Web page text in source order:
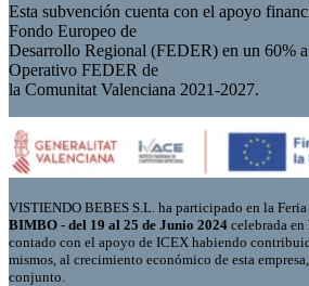
Esta subvención cuenta con el apoyo
Fondo Europeo de
Desarrollo Regional (FEDER) en un 60%
Operativo FEDER de
la Comunitat Valenciana 2021-2027.
VISTIENDO BEBES S.L. ha participado en la
BIMBO - del 19 al 25 de Junio 2024 celebrada
contado con el apoyo de ICEX habiendo
mismos, al crecimiento económico de esta
conjunto.